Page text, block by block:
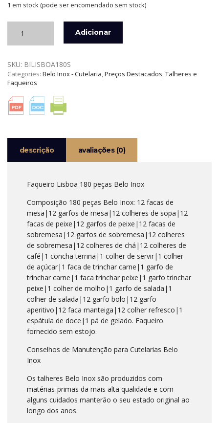
1 em stock (pode ser encomendado sem stock)
FAQUEIRO
180
PEÇAS
18/10
BELO
INOX
Adicionar
SKU: BILISBOA180S
Categories: Belo Inox - Cutelaria,Preços Destacados,Talheres e
Faqueiros
descrição avaliações (0)
Faqueiro Lisboa 180 peças Belo Inox
Composição 180 peças Belo Inox: 12 facas de
mesa|12 garfos de mesa|12 colheres de sopa|12
facas de peixe|12 garfos de peixe|12 facas de
sobremesa|12 garfos de sobremesa|12 colheres
de sobremesa|12 colheres de chá|12 colheres de
café|1 concha terrina|1 colher de servir|1 colher
de açúcar|1 faca de trinchar carne|1 garfo de
trinchar carne|1 faca trinchar peixe|1 garfo trinchar
peixe|1 colher de molho|1 garfo de salada|1
colher de salada|12 garfo bolo|12 garfo
aperitivo|12 faca manteiga|12 colher refresco|1
espátula de doce|1 pá de gelado. Faqueiro
fornecido sem estojo.
Conselhos de Manutenção para Cutelarias Belo
Inox
Os talheres Belo Inox são produzidos com
matérias-primas da mais alta qualidade e com
alguns cuidados manterão o seu estado original ao
longo dos anos.